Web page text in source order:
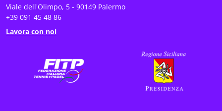
Viale dell'Olimpo, 5 - 90149 Palermo
+39 091 45 48 86
Lavora con noi